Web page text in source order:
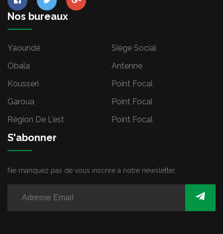
Nos bureaux
Yaoundé
Siège Social
Obala
Antenne
Kousseri
Point Focal
Garoua
Point Focal
Région De L'est
Point Focal
S'abonner
Ne manquez pas de vous inscrire à notre newsletter.